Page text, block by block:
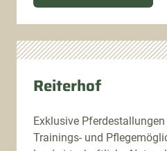
Reiterhof
Exklusive
Trainings- und